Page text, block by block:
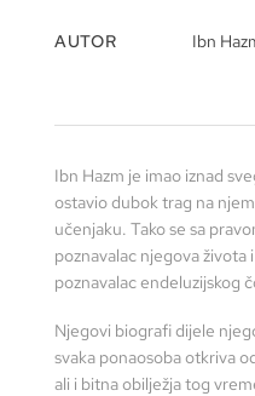
AUTOR Ibn
Ibn Hazm je imao iznad
ostavio dubok trag na
učenjaku. Tako se sa
poznavalac njegova života
poznavalac endeluzijskog
Njegovi biografi dijele
svaka ponaosoba otkriva
ali i bitna obilježja tog